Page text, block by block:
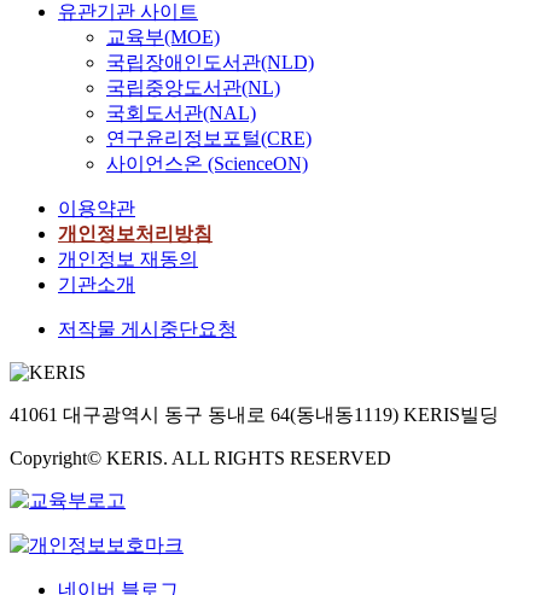
유관기관 사이트
교육부(MOE)
국립장애인도서관(NLD)
국립중앙도서관(NL)
국회도서관(NAL)
연구윤리정보포털(CRE)
사이언스온 (ScienceON)
이용약관
개인정보처리방침
개인정보 재동의
기관소개
저작물 게시중단요청
41061 대구광역시 동구 동내로 64(동내동1119) KERIS빌딩
Copyright© KERIS. ALL RIGHTS RESERVED
네이버 블로그